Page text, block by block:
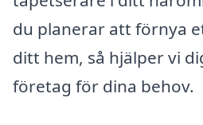
du planerar att förnya
ditt hem, så hjälper vi
företag för dina behov.